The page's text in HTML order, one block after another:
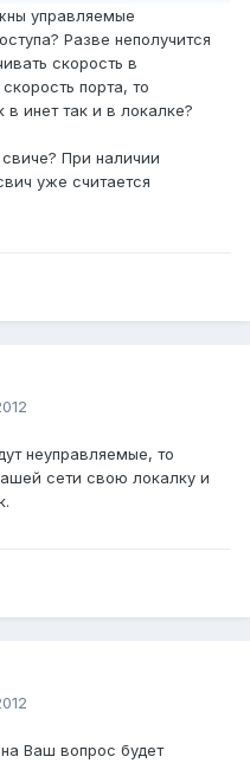
управляемые
Разве неполучится
скорость в
порта, то
в инет так и в локалке?
При наличии
уже считается
неуправляемые, то
сети свою локалку и
Ваш вопрос будет